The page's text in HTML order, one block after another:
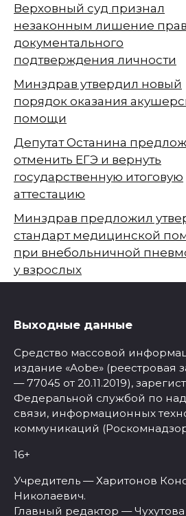
Верховный суд признал
незаконным лишение
документального
подтверждения личности
Минздрав утвердил новый
порядок оказания
помощи
Депутат Останина
отменить ЕГЭ и вернуть
государственную итоговую
аттестацию
Минздрав предложил
стандарт медицинской
при внебольничной
у взрослых
Выходные данные
Средство массовой
издание «Aobe»
— 77045 от 20.11.2019),
Федеральной службой по
связи, информационных
коммуникаций
16+
Учредитель — Харитонов
Николаевич.
Главный редактор —